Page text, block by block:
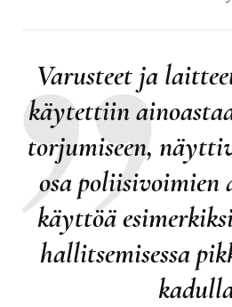
Varusteet ja
käytettiin
torjumiseen,
osa
käyttöä
hallitsemisessa